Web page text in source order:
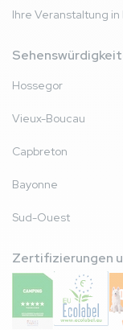
Ihre Veranstaltung
Hossegor
Vieux-Boucau
Capbreton
Bayonne
Sud-Ouest
Zertifizierungen